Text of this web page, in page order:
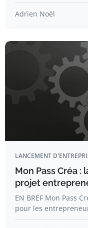
Adrien Noël
LANCEMENT
Mon Pass Créa
projet
EN BREF Mon Pass
pour les